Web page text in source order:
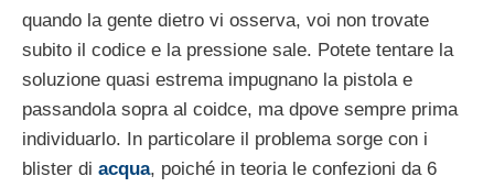
quando la gente dietro vi osserva, voi non trovate
subito il codice e la pressione sale. Potete tentare la
soluzione quasi estrema impugnano la pistola e
passandola sopra al coidce, ma dpove sempre prima
individuarlo. In particolare il problema sorge con i
blister di acqua, poiché in teoria le confezioni da 6